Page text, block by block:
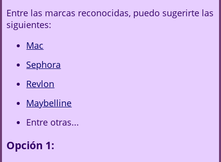
Entre las marcas reconocidas, puedo sugerirte las
siguientes:
Mac
Sephora
Revlon
Maybelline
Entre otras...
Opción 1: